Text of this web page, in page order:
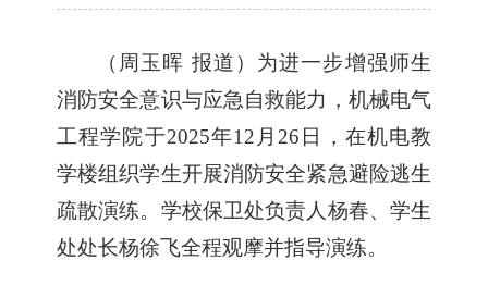
（周玉晖 报道）为进一步增强师生
消防安全意识与应急自救能力， 机械电气
工程学院于2025年12月26日 ， 在机电教
学楼组织学生开展消防安全紧急避险逃生
疏散演练。学校保卫处负责人 杨春、学生
处处长杨徐飞全程观摩并指导演练。